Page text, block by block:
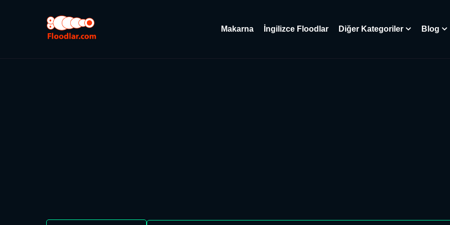
Makarna İngilizce Floodlar Diğer Kategoriler Blog